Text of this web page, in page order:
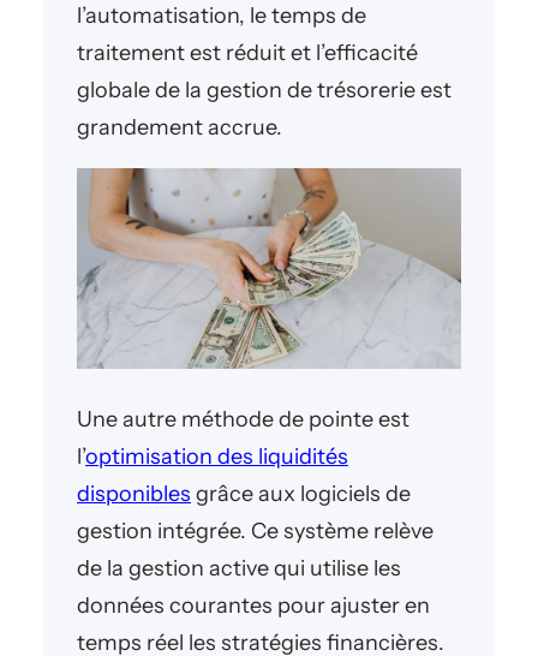
l’automatisation, le temps de
traitement est réduit et l’efficacité
globale de la gestion de trésorerie est
grandement accrue.
Une autre méthode de pointe est
l’optimisation des liquidités
disponibles grâce aux logiciels de
gestion intégrée. Ce système relève
de la gestion active qui utilise les
données courantes pour ajuster en
temps réel les stratégies financières.